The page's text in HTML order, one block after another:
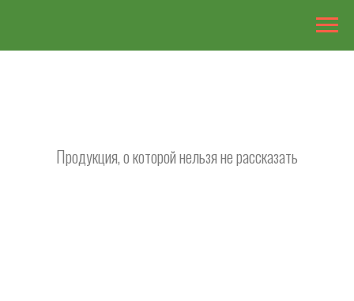
Продукция, о которой нельзя не рассказать